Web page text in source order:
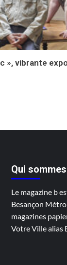
», vibrante
Qui
Le magazine b
Besançon
magazines
Votre Ville alias